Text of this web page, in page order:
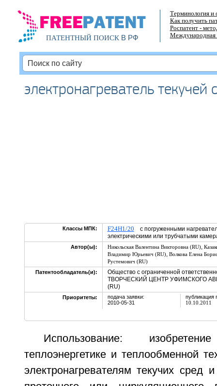
ПАТЕНТНЫЙ ПОИСКВ РФ
Терминология и
Как получить
Роспатент -
Международная
электронагреватель текучей
Классы МПК: F24H1/20 с погруженными
электрическими или трубчатыми
Автор(ы): Никольская Валентина Викторовна (RU),
Владимир Юрьевич (RU), Волкова Елена
Рустемович (RU)
Патентообладатель(и):
Общество с ограниченной
ТВОРЧЕСКИЙ ЦЕНТР УФИМСКОГО
(RU)
Приоритеты:
подача заявки:
2010-05-31
публикация
10.10.2011
Использование:
теплоэнергетике и теплообменной
электронагревателям текучих сред